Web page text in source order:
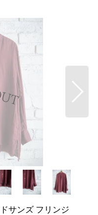
サンズ フリンジ